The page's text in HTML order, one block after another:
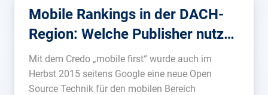
Mobile Rankings in der DACH-
Region: Welche Publisher nutzen
AMP?
Mit dem Credo „mobile first“ wurde auch im
Herbst 2015 seitens Google eine neue Open
Source Technik für den mobilen Bereich